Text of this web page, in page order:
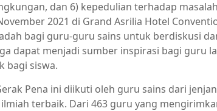
dan 6) kepedulian terhadap
2021 di Grand Asrilia Hotel
bagi guru-guru sains untuk berdiskusi
dapat menjadi sumber inspirasi bagi guru
bagi siswa.
Pena ini diikuti oleh guru sains dari
terbaik. Dari 463 guru yang